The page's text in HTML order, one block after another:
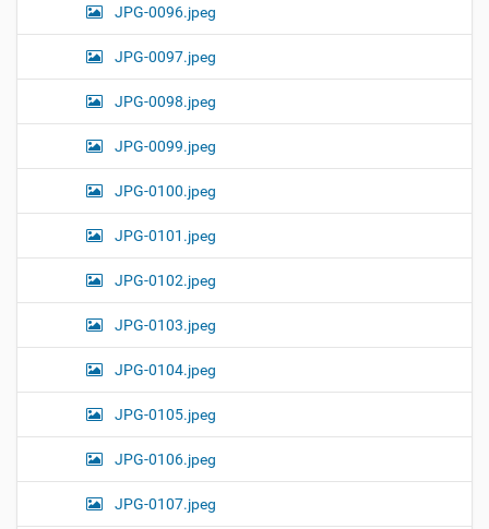
JPG-0096.jpeg
JPG-0097.jpeg
JPG-0098.jpeg
JPG-0099.jpeg
JPG-0100.jpeg
JPG-0101.jpeg
JPG-0102.jpeg
JPG-0103.jpeg
JPG-0104.jpeg
JPG-0105.jpeg
JPG-0106.jpeg
JPG-0107.jpeg